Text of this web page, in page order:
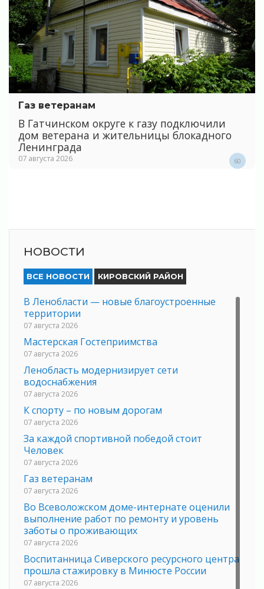
Газ ветеранам
В Гатчинском округе к газу подключили
дом ветерана и жительницы блокадного
Ленинграда
07 августа 2026 60
НОВОСТИ
ВСЕ НОВОСТИ КИРОВСКИЙ РАЙОН
В Ленобласти — новые благоустроенные
территории
07 августа 2026
Мастерская Гостеприимства
07 августа 2026
Ленобласть модернизирует сети
водоснабжения
07 августа 2026
К спорту – по новым дорогам
07 августа 2026
За каждой спортивной победой стоит
Человек
07 августа 2026
Газ ветеранам
07 августа 2026
Во Всеволожском доме-интернате оценили
выполнение работ по ремонту и уровень
заботы о проживающих
07 августа 2026
Воспитанница Сиверского ресурсного центра
прошла стажировку в Минюсте России
07 августа 2026